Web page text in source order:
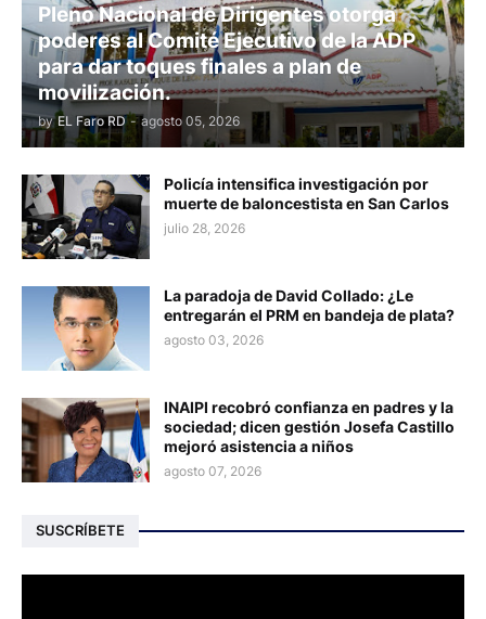
Pleno Nacional de Dirigentes otorga
poderes al Comité Ejecutivo de la ADP
para dar toques finales a plan de
movilización.
by EL Faro RD - agosto 05, 2026
Policía intensifica investigación por
muerte de baloncestista en San Carlos
julio 28, 2026
La paradoja de David Collado: ¿Le
entregarán el PRM en bandeja de plata?
agosto 03, 2026
INAIPI recobró confianza en padres y la
sociedad; dicen gestión Josefa Castillo
mejoró asistencia a niños
agosto 07, 2026
SUSCRÍBETE